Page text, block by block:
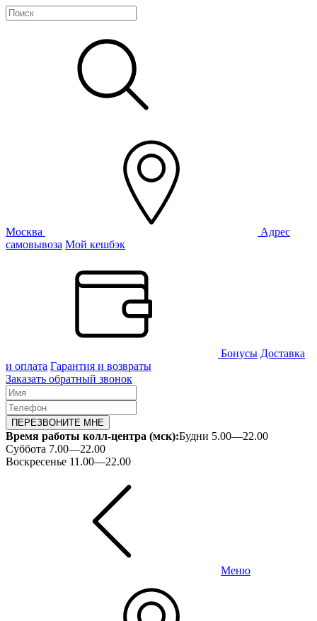
Москва
Адрес
самовывоза Мой кешбэк
Бонусы Доставка
и оплата Гарантия и возвраты
Заказать обратный звонок
ПЕРЕЗВОНИТЕ МНЕ
Время работы колл-центра (мск):Будни 5.00—22.00
Суббота 7.00—22.00
Воскресенье 11.00—22.00
Меню